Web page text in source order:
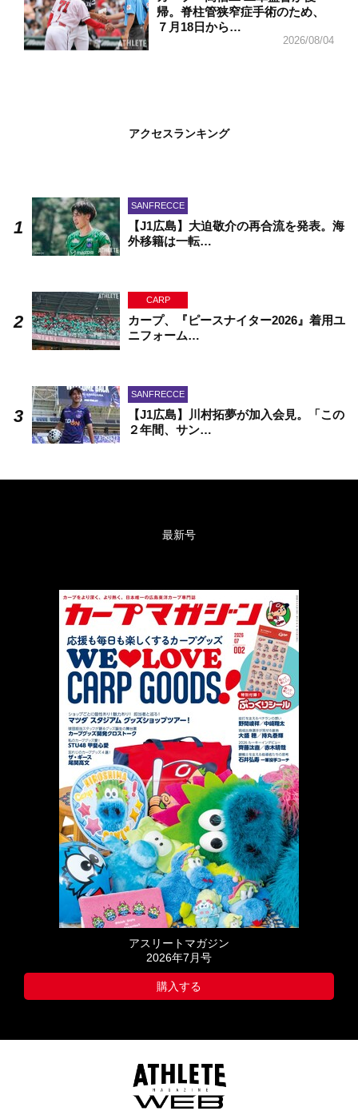
帰。脊柱管狭窄症手術のため、
７月18日から…
2026/08/04
アクセスランキング
SANFRECCE
【J1広島】大迫敬介の再合流を発表。海
外移籍は一転…
CARP
カープ、『ピースナイター2026』着用ユ
ニフォーム…
SANFRECCE
【J1広島】川村拓夢が加入会見。「この
２年間、サン…
最新号
アスリートマガジン
2026年7月号
購入する